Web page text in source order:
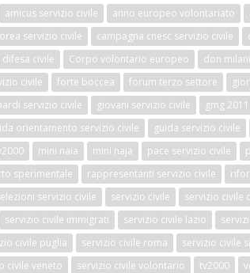
amicus servizio civile anno europeo volontariato
servizio civile campagna cnesc servizio civile
civile Corpo volontario europeo
don
civile forte boccea forum terzo settore
servizio civile giovani servizio civile gmg 2011
orientamento servizio civile guida servizio civile
mini naia mini naja pace servizio civile
sperimentale rappresentanti servizio civile
servizio civile servizio civile
servizio civile
servizio civile immigrati servizio civile lazio
civile puglia servizio civile roma
servizio civile
civile veneto servizio civile volontario tv2000